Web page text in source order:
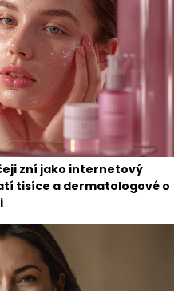
zní jako internetový
tisíce a dermatologové o